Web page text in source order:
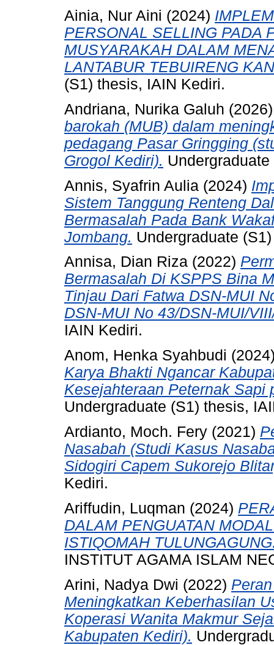
Ainia, Nur Aini (2024)
PERSONAL SELLING PADA
MUSYARAKAH DALAM
LANTABUR TEBUIRENG
(S1) thesis, IAIN Kediri.
Andriana, Nurika Galuh
barokah (MUB) dalam
pedagang Pasar Gringging
Grogol Kediri).
Annis, Syafrin Aulia (2024)
Sistem Tanggung Renteng
Bermasalah Pada Bank
Jombang. Undergraduate
Annisa, Dian Riza (2022)
Bermasalah Di KSPPS Bina
Tinjau Dari Fatwa DSN-MUI
DSN-MUI No 43/DSN-MUI/
IAIN Kediri.
Anom, Henka Syahbudi
Karya Bhakti Ngancar
Kesejahteraan Peternak Sapi
Undergraduate (S1) thesis,
Ardianto, Moch. Fery (2021)
Nasabah (Studi Kasus
Sidogiri Capem Sukorejo
Kediri.
Ariffudin, Luqman (2024)
DALAM PENGUATAN
ISTIQOMAH
INSTITUT AGAMA ISLAM
Arini, Nadya Dwi (2022)
Meningkatkan Keberhasilan
Koperasi Wanita Makmur
Kabupaten Kediri).